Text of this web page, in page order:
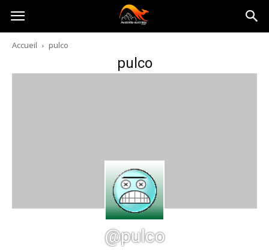
Australia-
australie.com
Accueil pulco
pulco
@pulco